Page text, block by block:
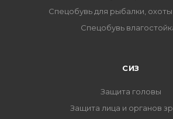
Спецобувь для рыбалки, охоты
Спецобувь
СИЗ
Защита головы
Защита лица и органов